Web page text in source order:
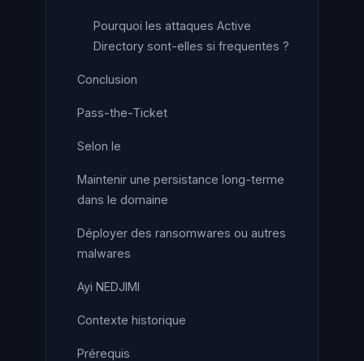
Pourquoi les attaques Active
Directory sont-elles si frequentes ?
Conclusion
Pass-the-Ticket
Selon le
Maintenir une persistance long-terme
dans le domaine
Déployer des ransomwares ou autres
malwares
Ayi NEDJIMI
Contexte historique
Prérequis